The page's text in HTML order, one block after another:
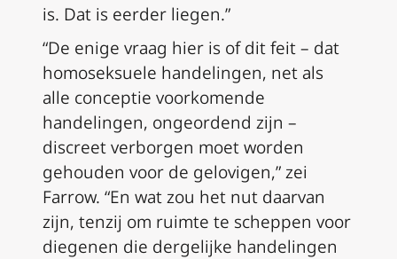
is. Dat is eerder liegen.”
“De enige vraag hier is of dit feit – dat
homoseksuele handelingen, net als
alle conceptie voorkomende
handelingen, ongeordend zijn –
discreet verborgen moet worden
gehouden voor de gelovigen,” zei
Farrow. “En wat zou het nut daarvan
zijn, tenzij om ruimte te scheppen voor
diegenen die dergelijke handelingen